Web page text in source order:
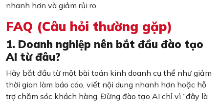
nhanh hơn và giảm rủi ro.
FAQ (Câu hỏi thường gặp)
1. Doanh nghiệp nên bắt đầu đào tạo
AI từ đâu?
Hãy bắt đầu từ một bài toán kinh doanh cụ thể như giảm
thời gian làm báo cáo, viết nội dung nhanh hơn hoặc hỗ
trợ chăm sóc khách hàng. Đừng đào tạo AI chỉ vì “đây là